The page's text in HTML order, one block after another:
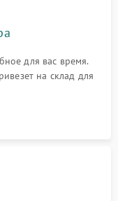
для вас время.
на склад для